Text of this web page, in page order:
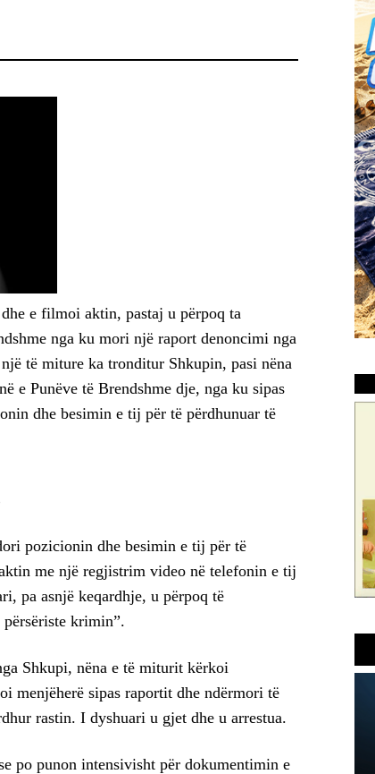
e filmoi aktin, pastaj u përpoq ta
nga ku mori një raport denoncimi nga
të miture ka tronditur Shkupin, pasi nëna
e Punëve të Brendshme dje, nga ku sipas
dhe besimin e tij për të përdhunuar të
pozicionin dhe besimin e tij për të
me një regjistrim video në telefonin e tij
pa asnjë keqardhje, u përpoq të
krimin”.
Shkupi, nëna e të miturit kërkoi
menjëherë sipas raportit dhe ndërmori të
rastin. I dyshuari u gjet dhe u arrestua.
po punon intensivisht për dokumentimin e